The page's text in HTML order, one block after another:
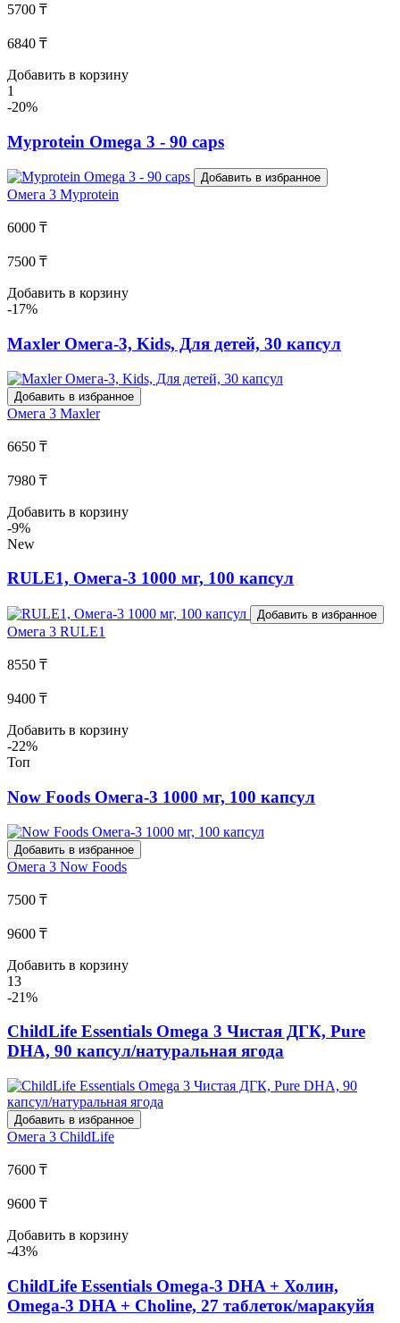
5700 ₸
6840 ₸
Добавить в корзину
1
-20%
Myprotein Omega 3 - 90 caps
Добавить в избранное
Омега 3 Myprotein
6000 ₸
7500 ₸
Добавить в корзину
-17%
Maxler Омега-3, Kids, Для детей, 30 капсул
Добавить в избранное
Омега 3 Maxler
6650 ₸
7980 ₸
Добавить в корзину
-9%
New
RULE1, Омега-3 1000 мг, 100 капсул
Добавить в избранное
Омега 3 RULE1
8550 ₸
9400 ₸
Добавить в корзину
-22%
Топ
Now Foods Омега-3 1000 мг, 100 капсул
Добавить в избранное
Омега 3 Now Foods
7500 ₸
9600 ₸
Добавить в корзину
13
-21%
ChildLife Essentials Omega 3 Чистая ДГК, Pure
DHA, 90 капсул/натуральная ягода
Добавить в избранное
Омега 3 ChildLife
7600 ₸
9600 ₸
Добавить в корзину
-43%
ChildLife Essentials Omega-3 DHA + Холин,
Omega-3 DHA + Choline, 27 таблеток/маракуйя